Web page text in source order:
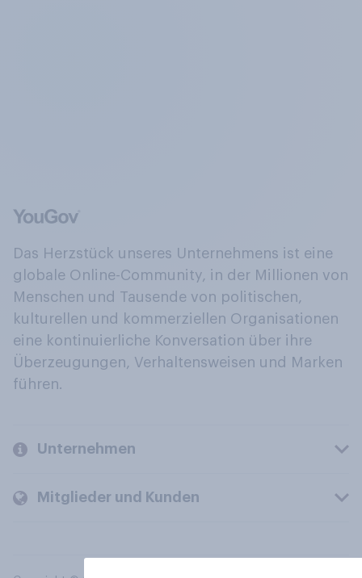
Das Herzstück unseres Unternehmens ist eine
globale Online-Community, in der Millionen von
Menschen und Tausende von politischen,
kulturellen und kommerziellen Organisationen
eine kontinuierliche Konversation über ihre
Überzeugungen, Verhaltensweisen und Marken
führen.
Unternehmen
Mitglieder und Kunden